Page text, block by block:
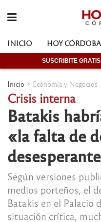
INICIO HOY CÓRDOBA
SUSCRIBITE
Inicio Economía y Negocios
Crisis interna
Batakis
«la falta de
Según versiones
medios porteños, el
Batakis en el Palacio
situación crítica,